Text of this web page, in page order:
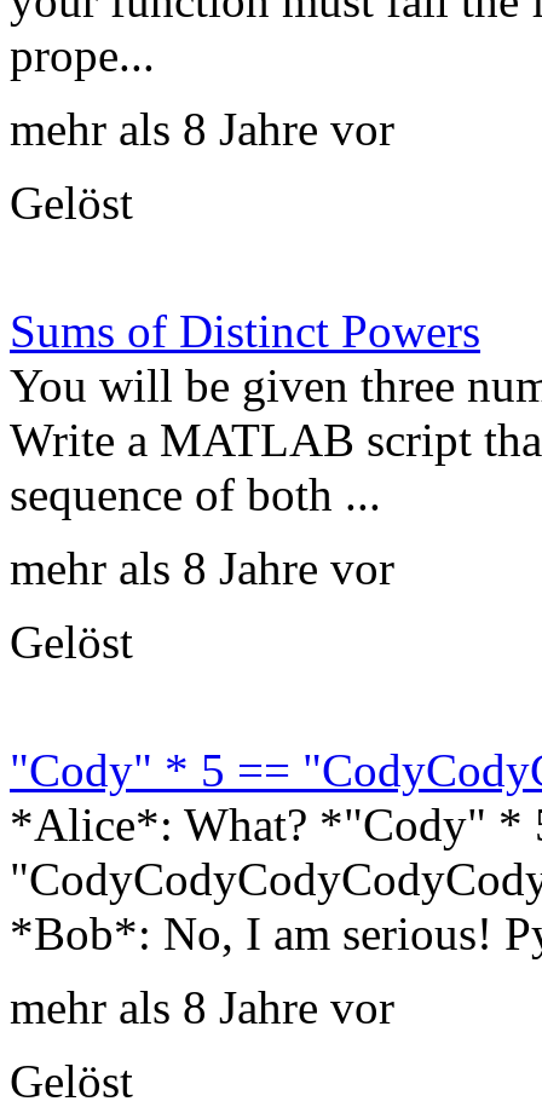
prope...
mehr als 8 Jahre vor
Gelöst
Sums of Distinct Powers
You will be given three
Write a MATLAB script
sequence of both ...
mehr als 8 Jahre vor
Gelöst
"Cody" * 5 ==
*Alice*: What? *"Cody" *
*Bob*: No, I am serious!
mehr als 8 Jahre vor
Gelöst